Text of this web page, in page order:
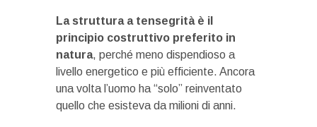
La struttura a tensegrità è il
principio costruttivo preferito in
natura, perché meno dispendioso a
livello energetico e più efficiente. Ancora
una volta l’uomo ha “solo” reinventato
quello che esisteva da milioni di anni.